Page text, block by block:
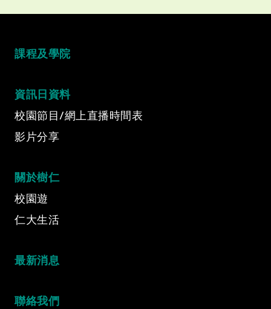
課程及學院
資訊日資料
校園節目/網上直播時間表
影片分享
關於樹仁
校園遊
仁大生活
最新消息
聯絡我們